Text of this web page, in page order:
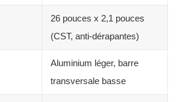
26 pouces x 2,1 pouces
(CST, anti-dérapantes)
Aluminium léger, barre
transversale basse